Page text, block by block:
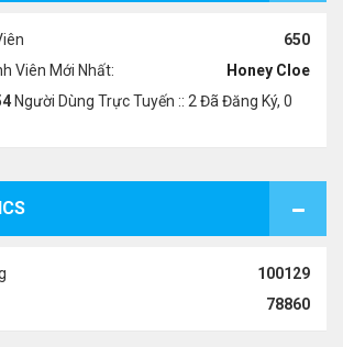
650
Viên Mới Nhất:
Honey Cloe
Người Dùng Trực Tuyến :: 2 Đã Đăng Ký, 0
100129
78860